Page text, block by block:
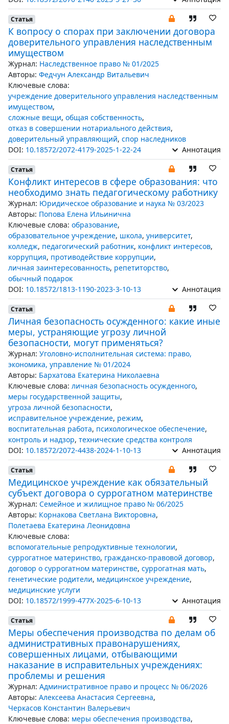
Статья
К вопросу о спорах при заключении договора
доверительного управления наследственным
имуществом
Журнал: Наследственное право № 01/2025
Авторы: Федчун Александр Витальевич
Ключевые слова:
учреждение доверительного управления наследственным
имуществом,
сложные вещи, общая собственность,
отказ в совершении нотариального действия,
доверительный управляющий, спор наследников
DOI: 10.18572/2072-4179-2025-1-22-24 Аннотация
Статья
Конфликт интересов в сфере образования: что
необходимо знать педагогическому работнику
Журнал: Юридическое образование и наука № 03/2023
Авторы: Попова Елена Ильинична
Ключевые слова: образование,
образовательное учреждение, школа, университет,
колледж, педагогический работник, конфликт интересов,
коррупция, противодействие коррупции,
личная заинтересованность, репетиторство,
обычный подарок
DOI: 10.18572/1813-1190-2023-3-10-13 Аннотация
Статья
Личная безопасность осужденного: какие иные
меры, устраняющие угрозу личной
безопасности, могут применяться?
Журнал: Уголовно-исполнительная система: право,
экономика, управление № 01/2024
Авторы: Бархатова Екатерина Николаевна
Ключевые слова: личная безопасность осужденного,
меры государственной защиты,
угроза личной безопасности,
исправительное учреждение, режим,
воспитательная работа, психологическое обеспечение,
контроль и надзор, технические средства контроля
DOI: 10.18572/2072-4438-2024-1-10-13 Аннотация
Статья
Медицинское учреждение как обязательный
субъект договора о суррогатном материнстве
Журнал: Семейное и жилищное право № 06/2025
Авторы: Корнакова Светлана Викторовна,
Полетаева Екатерина Леонидовна
Ключевые слова:
вспомогательные репродуктивные технологии,
суррогатное материнство, гражданско-правовой договор,
договор о суррогатном материнстве, суррогатная мать,
генетические родители, медицинское учреждение,
медицинские услуги
DOI: 10.18572/1999-477X-2025-6-10-13 Аннотация
Статья
Меры обеспечения производства по делам об
административных правонарушениях,
совершенных лицами, отбывающими
наказание в исправительных учреждениях:
проблемы и решения
Журнал: Административное право и процесс № 06/2026
Авторы: Алексеева Анастасия Сергеевна,
Черкасов Константин Валерьевич
Ключевые слова: меры обеспечения производства,